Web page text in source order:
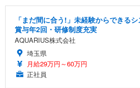
「まだ間に合う!」未経験からできる
賞与年2回・研修制度充実
AQUARIUS株式会社
埼玉県
月給29万円～60万円
正社員